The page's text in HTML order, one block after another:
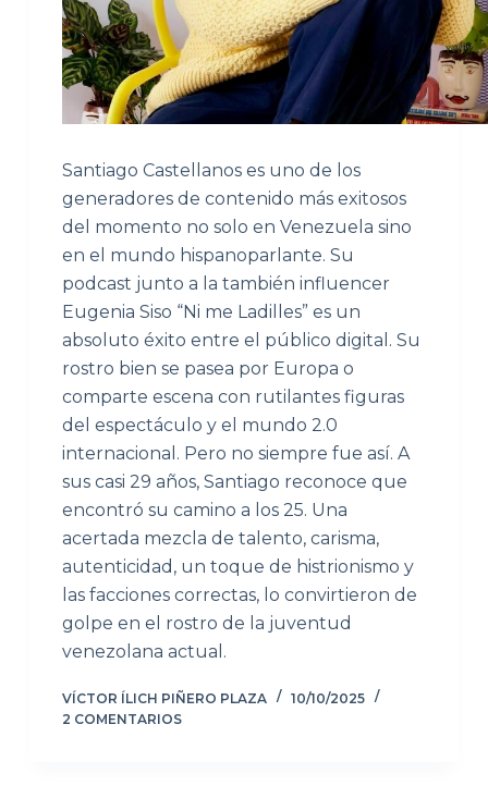
Santiago Castellanos es uno de los
generadores de contenido más exitosos
del momento no solo en Venezuela sino
en el mundo hispanoparlante. Su
podcast junto a la también influencer
Eugenia Siso “Ni me Ladilles” es un
absoluto éxito entre el público digital. Su
rostro bien se pasea por Europa o
comparte escena con rutilantes figuras
del espectáculo y el mundo 2.0
internacional. Pero no siempre fue así. A
sus casi 29 años, Santiago reconoce que
encontró su camino a los 25. Una
acertada mezcla de talento, carisma,
autenticidad, un toque de histrionismo y
las facciones correctas, lo convirtieron de
golpe en el rostro de la juventud
venezolana actual.
VÍCTOR ÍLICH PIÑERO PLAZA
10/10/2025
2 COMENTARIOS